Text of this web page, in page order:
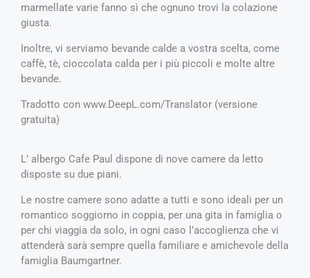
marmellate varie fanno sì che ognuno trovi la colazione
giusta.
Inoltre, vi serviamo bevande calde a vostra scelta, come
caffè, tè, cioccolata calda per i più piccoli e molte altre
bevande.
Tradotto con www.DeepL.com/Translator (versione
gratuita)
L’ albergo Cafe Paul dispone di nove camere da letto
disposte su due piani.
Le nostre camere sono adatte a tutti e sono ideali per un
romantico soggiorno in coppia, per una gita in famiglia o
per chi viaggia da solo, in ogni caso l’accoglienza che vi
attenderà sarà sempre quella familiare e amichevole della
famiglia Baumgartner.